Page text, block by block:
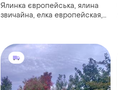
Ялинка європейська, ялина
звичайна, елка европейская,